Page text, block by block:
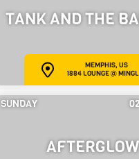
TANK AND THE
MEMPHIS, US
1884 LOUNGE @
SUNDAY
AFTERGLOW